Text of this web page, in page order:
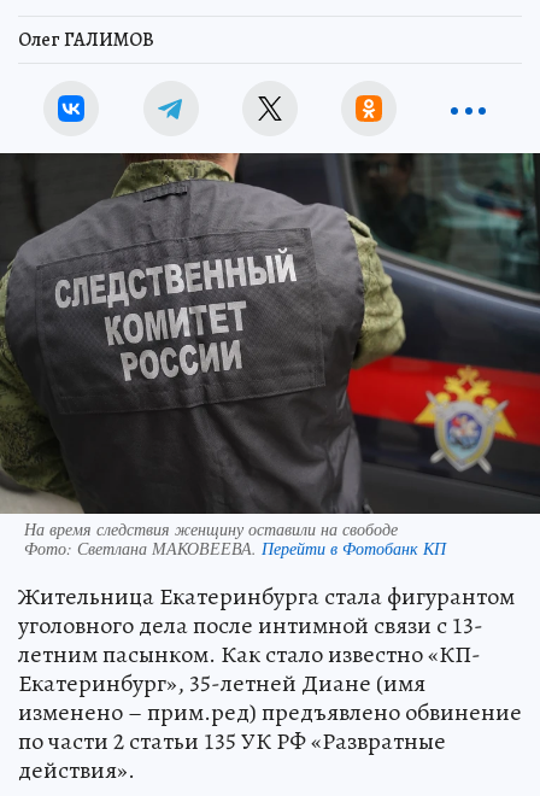
Олег ГАЛИМОВ
На время следствия женщину оставили на свободе
Фото: Светлана МАКОВЕЕВА. Перейти в Фотобанк КП
Жительница Екатеринбурга стала фигурантом
уголовного дела после интимной связи с 13-
летним пасынком. Как стало известно «КП-
Екатеринбург», 35-летней Диане (имя
изменено – прим.ред) предъявлено обвинение
по части 2 статьи 135 УК РФ «Развратные
действия».